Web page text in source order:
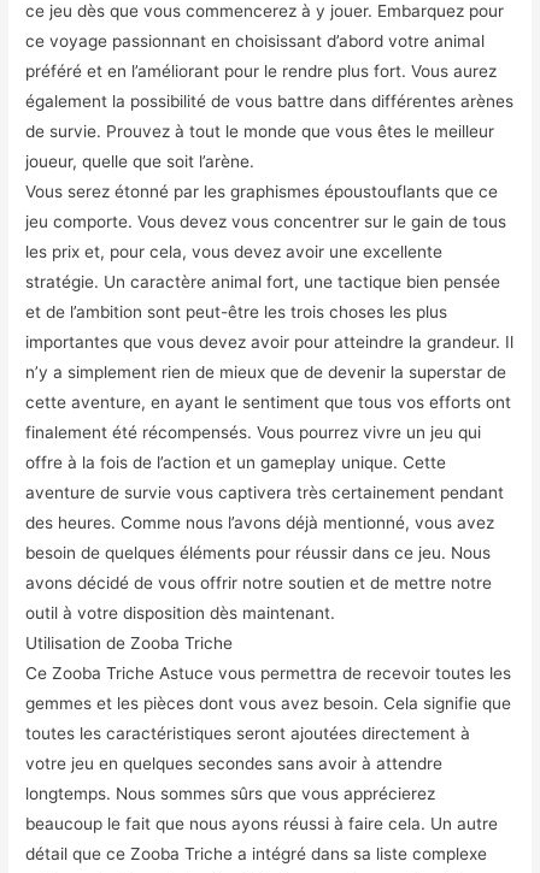
ce jeu dès que vous commencerez à y jouer. Embarquez pour
ce voyage passionnant en choisissant d’abord votre animal
préféré et en l’améliorant pour le rendre plus fort. Vous aurez
également la possibilité de vous battre dans différentes arènes
de survie. Prouvez à tout le monde que vous êtes le meilleur
joueur, quelle que soit l’arène.
Vous serez étonné par les graphismes époustouflants que ce
jeu comporte. Vous devez vous concentrer sur le gain de tous
les prix et, pour cela, vous devez avoir une excellente
stratégie. Un caractère animal fort, une tactique bien pensée
et de l’ambition sont peut-être les trois choses les plus
importantes que vous devez avoir pour atteindre la grandeur. Il
n’y a simplement rien de mieux que de devenir la superstar de
cette aventure, en ayant le sentiment que tous vos efforts ont
finalement été récompensés. Vous pourrez vivre un jeu qui
offre à la fois de l’action et un gameplay unique. Cette
aventure de survie vous captivera très certainement pendant
des heures. Comme nous l’avons déjà mentionné, vous avez
besoin de quelques éléments pour réussir dans ce jeu. Nous
avons décidé de vous offrir notre soutien et de mettre notre
outil à votre disposition dès maintenant.
Utilisation de Zooba Triche
Ce Zooba Triche Astuce vous permettra de recevoir toutes les
gemmes et les pièces dont vous avez besoin. Cela signifie que
toutes les caractéristiques seront ajoutées directement à
votre jeu en quelques secondes sans avoir à attendre
longtemps. Nous sommes sûrs que vous apprécierez
beaucoup le fait que nous ayons réussi à faire cela. Un autre
détail que ce Zooba Triche a intégré dans sa liste complexe